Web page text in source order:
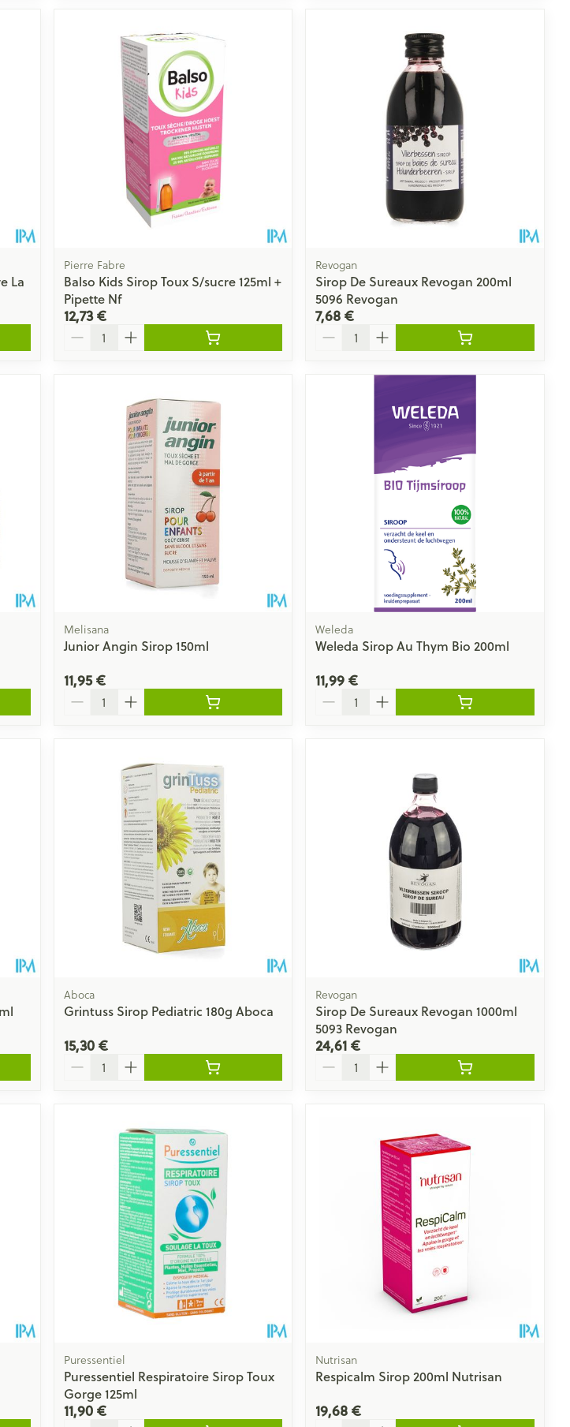
La
Pierre Fabre
Balso Kids Sirop Toux S/sucre 125ml +
Pipette Nf
12,73 €
Quantité
Revogan
Sirop De Sureaux Revogan 200ml
5096 Revogan
7,68 €
Quantité
Melisana
Junior Angin Sirop 150ml
11,95 €
Quantité
Weleda
Weleda Sirop Au Thym Bio 200ml
11,99 €
Quantité
Aboca
Grintuss Sirop Pediatric 180g Aboca
15,30 €
Quantité
Revogan
Sirop De Sureaux Revogan 1000ml
5093 Revogan
24,61 €
Quantité
Puressentiel
Puressentiel Respiratoire Sirop Toux
Gorge 125ml
11,90 €
Nutrisan
Respicalm Sirop 200ml Nutrisan
19,68 €